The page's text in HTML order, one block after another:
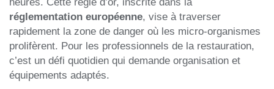
réglementation européenne, vise à traverser
rapidement la zone de danger où les micro-organismes
prolifèrent. Pour les professionnels de la restauration,
c’est un défi quotidien qui demande organisation et
équipements adaptés.